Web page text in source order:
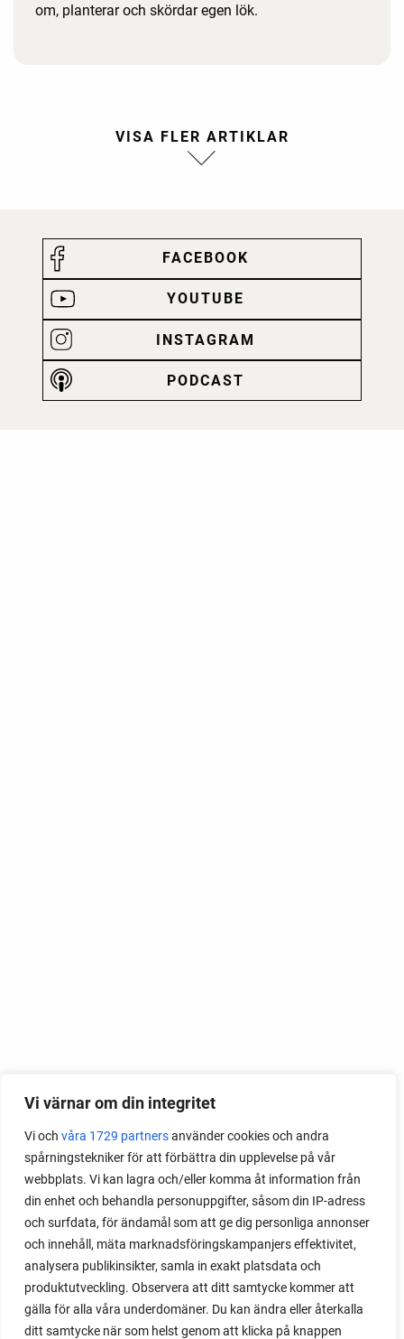
Vi värnar om din integritet
Vi och våra 1729 partnersanvänder cookies och andra
spårningstekniker för att förbättra din upplevelse på vår
webbplats. Vi kan lagra och/eller komma åt information från
din enhet och behandla personuppgifter, såsom din IP-adress
och surfdata, för ändamål som att ge dig personliga annonser
och innehåll, mäta marknadsföringskampanjers effektivitet,
analysera publikinsikter, samla in exakt platsdata och
produktutveckling. Observera att ditt samtycke kommer att
gälla för alla våra underdomäner. Du kan ändra eller återkalla
ditt samtycke när som helst genom att klicka på knappen
om, planterar och skördar egen lök.
FACEBOOK
YOUTUBE
INSTAGRAM
PODCAST